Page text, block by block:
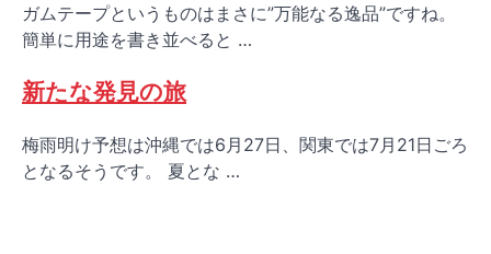
ガムテープというものはまさに”万能なる逸品”ですね。
簡単に用途を書き並べると …
新たな発見の旅
梅雨明け予想は沖縄では6月27日、関東では7月21日ごろ
となるそうです。 夏とな …